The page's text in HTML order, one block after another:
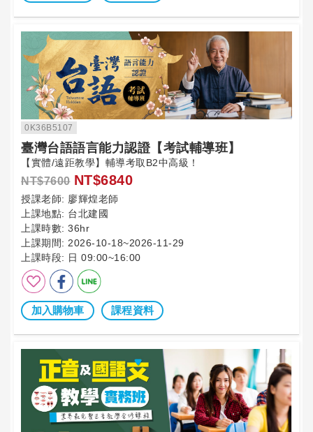
0K36B5107
臺灣台語語言能力認證【考試輔導班】
【實體/遠距教學】輔導考取B2中高級！
NT$7600 NT$6840
授課老師: 廖輝煌老師
上課地點: 台北建國
上課時數: 36hr
上課期間: 2026-10-18~2026-11-29
上課時段: 日 09:00~16:00
加入購物車 課程資料